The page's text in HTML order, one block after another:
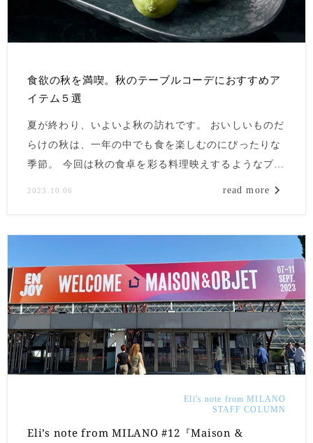
食欲の秋を満喫。秋のテーブルコーデにおすすめア
イテム５選
夏が終わり、いよいよ秋の訪れです。 おいしいものだ
らけの秋は、一年の中でも食を楽しむのにぴったりな
季節。 今回は秋の食卓を彩る料理映えするようなプレ
2023.10.06 read more
Eli's note from MILANO
STAFF COLUMN
Eli’s note from MILANO #12『Maison &